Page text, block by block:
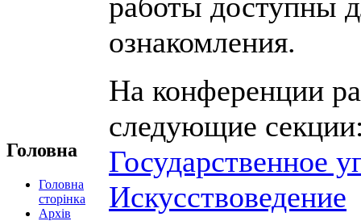
Головна
Головна
сторінка
Архів
ознакомления.
На конференции
следующие
Государственное
Искусствоведение